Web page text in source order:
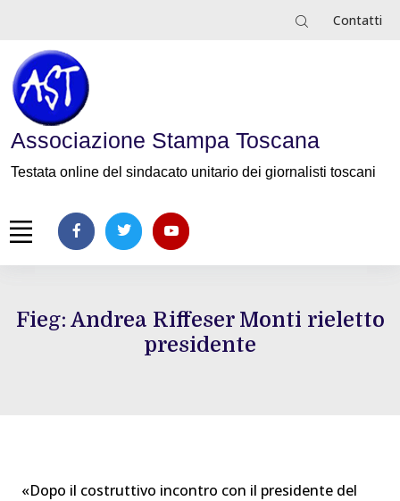
Contatti
Associazione Stampa Toscana
Testata online del sindacato unitario dei giornalisti toscani
Fieg: Andrea Riffeser Monti rieletto
presidente
«Dopo il costruttivo incontro con il presidente del